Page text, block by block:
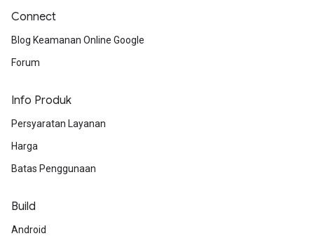
Connect
Blog Keamanan Online Google
Forum
Info Produk
Persyaratan Layanan
Harga
Batas Penggunaan
Build
Android